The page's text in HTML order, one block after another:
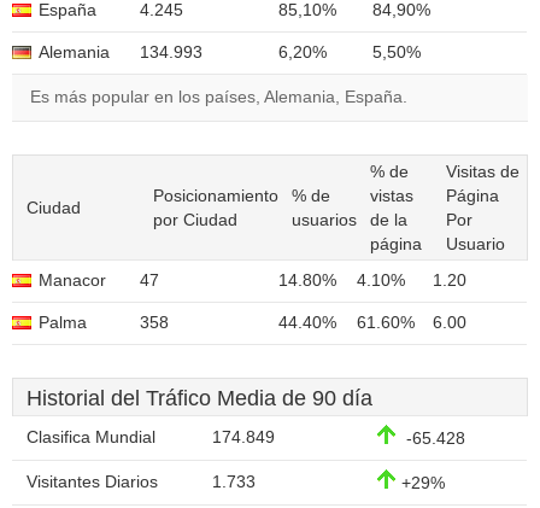
España 4.245 85,10% 84,90%
Alemania 134.993 6,20% 5,50%
Es más popular en los países, Alemania, España.
Ciudad
Posicionamiento
por Ciudad
% de
usuarios
% de
vistas
de la
página
Visitas de
Página
Por
Usuario
Manacor
47 14.80% 4.10% 1.20
Palma 358 44.40% 61.60% 6.00
Historial del Tráfico Media de 90 día
Clasifica Mundial 174.849 -65.428
Visitantes Diarios 1.733 +29%